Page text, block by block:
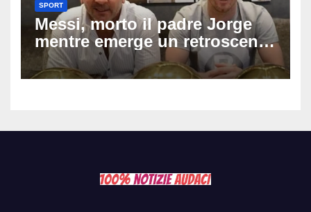
SPORT
Messi, morto il padre Jorge
mentre emerge un retroscena
choc: le minacce di morte al
fuoriclasse durante i Mondiali